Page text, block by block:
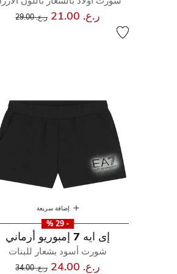
ر.ع. 21.00 سعر مخفض من
ر.ع. 29.00 إلى
إضافة سريعة
- 29 %
إى ايه 7 إمبوريو أرماني
شورت أسود بشعار للبنات
ر.ع. 24.00 سعر مخفض من
ر.ع. 34.00 إلى